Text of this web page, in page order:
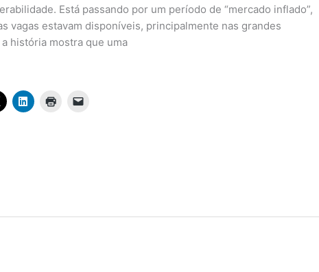
Está passando por um período de “mercado inflado”,
vagas estavam disponíveis, principalmente nas grandes
história mostra que uma